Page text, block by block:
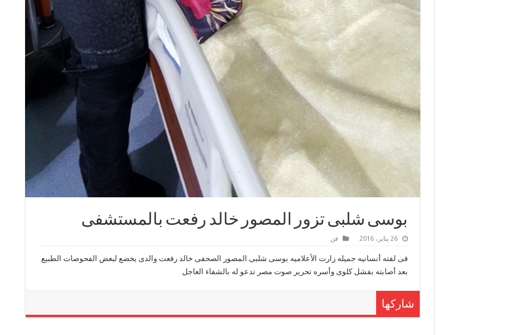
بوسى شلبى تزور المصور خالد رفعت بالمستشفى
26 يناير، 2016 فن
فى لفته أنسانيه جميله زارت الأعلاميه بوسى شلبى المصور الصحفى خالد رفعت والدى يخضع لبعض الفحوصات الطبيع
بعد أصابته بفشل كلوى وأسره تحرير صوت مصر تدعو له بالشفاء العاجل
شاركها